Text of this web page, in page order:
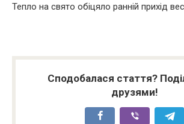
Тепло на свято обіцяло ранній прихід
Сподобалася стаття?
друзями!